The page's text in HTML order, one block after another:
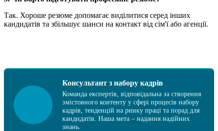
Так. Хороше резюме допомагає виділитися серед інших
кандидатів та збільшує шанси на контакт від сім'ї або агенції.
Консультант з набору кадрів
Команда експертів, відповідальна за створення
змістовного контенту у сфері процесів набору
кадрів, тенденцій на ринку праці та порад для
кандидатів. Наша мета – надання надійних
знань.